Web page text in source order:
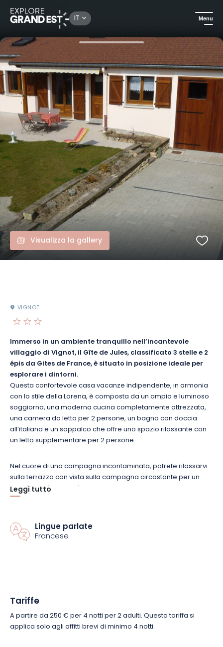
IT Menu
Case vacanza Le Gîte de Jules 3 notti nella Mosa vicino a Commercy e al lago della Madine
Visualizza la gallery
VIGNOT
Immerso in un ambiente tranquillo nell’incantevole
villaggio di Vignot, il Gîte de Jules, classificato 3 stelle e 2
épis da Gites de France, è situato in posizione ideale per
esplorare i dintorni.
Questa confortevole casa vacanze indipendente, in armonia
con lo stile della Lorena, è composta da un ampio e luminoso
soggiorno, una moderna cucina completamente attrezzata,
una camera da letto per 2 persone, un bagno con doccia
all’italiana e un soppalco che offre uno spazio rilassante con
un letto supplementare per 2 persone.
Nel cuore di una campagna incontaminata, potrete rilassarvi
sulla terrazza con vista sulla campagna circostante per un
soggiorno rigenerante.
castello Stanislas, il museo della ceramica e
dell’avorio, e visitate e assaggiate le famose
Côtes de Meuse e partecipate a un’ampia
de Madine. Inoltre, siete a solo 1 ora da Verdun,
Nancy e Metz.
Leggi tutto
Lingue parlate
Francese
Tariffe
A partire da 250 € per 4 notti per 2 adulti. Questa tariffa si
applica solo agli affitti brevi di minimo 4 notti.